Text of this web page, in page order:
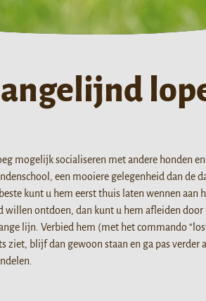
mogelijk socialiseren met andere honden
een mooiere gelegenheid dan
kunt u hem eerst thuis laten wennen aan
ontdoen, dan kunt u hem afleiden
lijn. Verbied hem (met het commando
ziet, blijf dan gewoon staan en ga pas